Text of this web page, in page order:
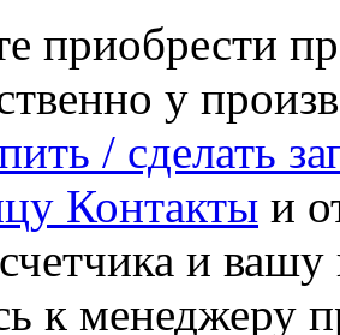
приобрести
у
/ сделать
Контакты и
счетчика и
к менеджеру